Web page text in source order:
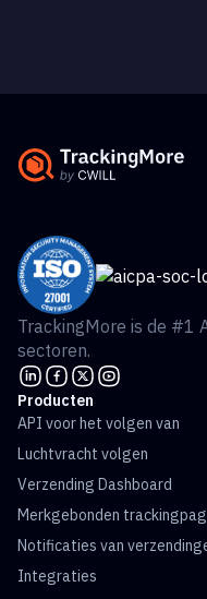
TrackingMore is de #1
sectoren.
Producten
API voor het volgen van
Luchtvracht volgen
Verzending Dashboard
Merkgebonden
Notificaties van
Integraties